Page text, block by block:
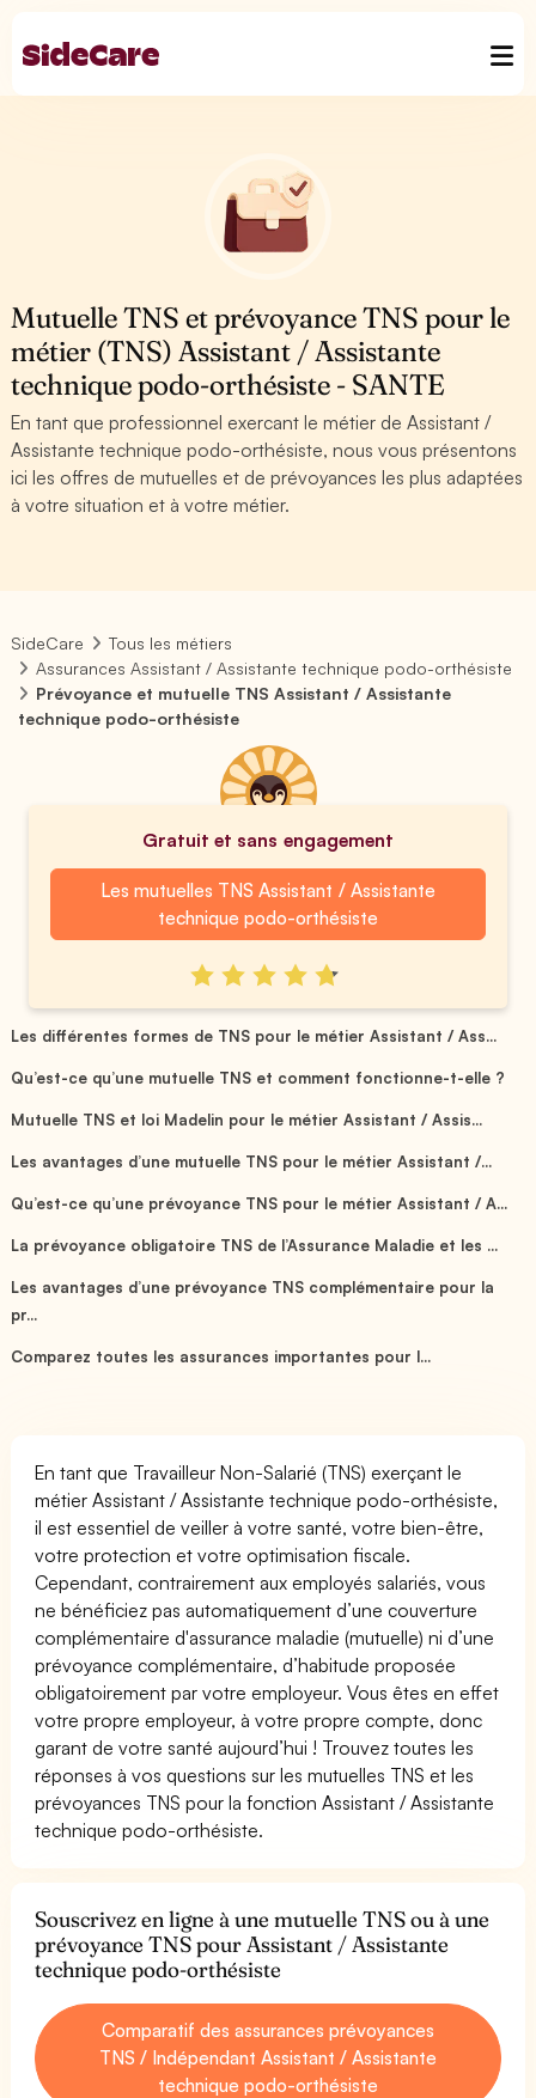
Mutuelle TNS et prévoyance TNS pour le
métier (TNS) Assistant / Assistante
technique podo-orthésiste - SANTE
En tant que professionnel exercant le métier de Assistant /
Assistante technique podo-orthésiste, nous vous présentons
ici les offres de mutuelles et de prévoyances les plus adaptées
à votre situation et à votre métier.
SideCare
Tous les métiers
Assurances Assistant / Assistante technique podo-orthésiste
Prévoyance et mutuelle TNS Assistant / Assistante
technique podo-orthésiste
Gratuit et sans engagement
Les mutuelles TNS Assistant / Assistante
technique podo-orthésiste
Les différentes formes de TNS pour le métier Assistant / Ass...
Qu’est-ce qu’une mutuelle TNS et comment fonctionne-t-elle ?
Mutuelle TNS et loi Madelin pour le métier Assistant / Assis...
Les avantages d’une mutuelle TNS pour le métier Assistant /...
Qu’est-ce qu’une prévoyance TNS pour le métier Assistant / A...
La prévoyance obligatoire TNS de l’Assurance Maladie et les ...
Les avantages d’une prévoyance TNS complémentaire pour la
pr...
Comparez toutes les assurances importantes pour l...
En tant que Travailleur Non-Salarié (TNS) exerçant le
métier Assistant / Assistante technique podo-orthésiste,
il est essentiel de veiller à votre santé, votre bien-être,
votre protection et votre optimisation fiscale.
Cependant, contrairement aux employés salariés, vous
ne bénéficiez pas automatiquement d’une couverture
complémentaire d'assurance maladie (mutuelle) ni d’une
prévoyance complémentaire, d’habitude proposée
obligatoirement par votre employeur. Vous êtes en effet
votre propre employeur, à votre propre compte, donc
garant de votre santé aujourd’hui ! Trouvez toutes les
réponses à vos questions sur les mutuelles TNS et les
prévoyances TNS pour la fonction Assistant / Assistante
technique podo-orthésiste.
Souscrivez en ligne à une mutuelle TNS ou à une
prévoyance TNS pour Assistant / Assistante
technique podo-orthésiste
Comparatif des assurances prévoyances
TNS / Indépendant Assistant / Assistante
technique podo-orthésiste